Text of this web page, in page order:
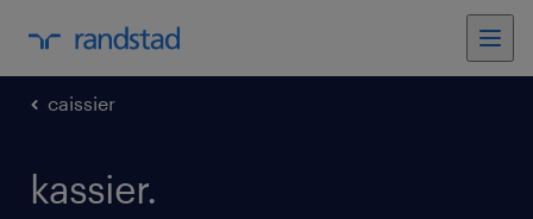
caissier
kassier.